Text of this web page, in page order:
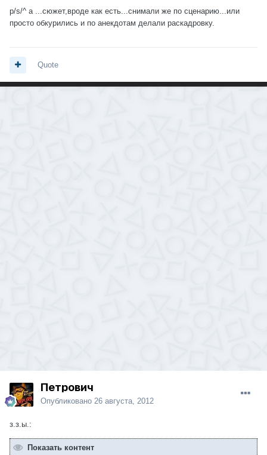
p/s/^ а ...сюжет,вроде как есть...снимали же по сценарию...или
просто обкурились и по анекдотам делали раскадровку.
Quote
Петрович
Опубликовано 26 августа, 2012
з.з.ы.:
Показать контент